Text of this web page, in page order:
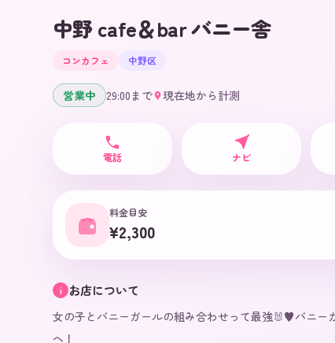
中野 cafe＆bar バニー舎
コンカフェ 中野区
営業中 29:00 まで 現在地から計測
電話 ナビ
料金目安
¥2,300
i お店について
女の子とバニーガールの組み合わせって最強🐰♥バニー
へ！